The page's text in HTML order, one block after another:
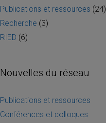
Publications et ressources (24)
Recherche (3)
RIED (6)
Nouvelles du réseau
Publications et ressources
Conférences et colloques